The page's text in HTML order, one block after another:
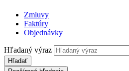
Zmluvy
Faktúry
Objednávky
Hľadaný výraz
Hľadať